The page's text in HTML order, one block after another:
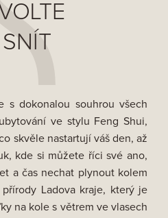
s dokonalou souhrou všech
ve stylu Feng Shui,
skvěle nastartují váš den, až
kde si můžete říci své ano,
a čas nechat plynout kolem
Ladova kraje, který je
na kole s větrem ve vlasech